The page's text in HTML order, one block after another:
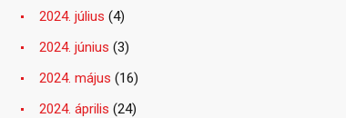
2024. július (4)
2024. június (3)
2024. május (16)
2024. április (24)